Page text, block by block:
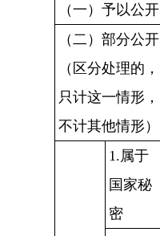
（一）予以公开
（二）部分公开
（区分处理的，
只计这一情形，
不计其他情形）
1.属于
国家秘
密